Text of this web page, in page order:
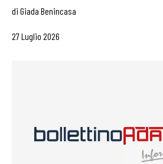
di Giada Benincasa
27 Luglio 2026